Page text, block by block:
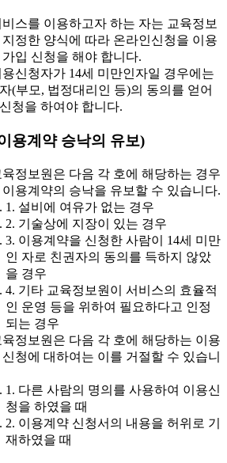
스를 이용하고자 하는 자는 교육정보
지정한 양식에 따라 온라인신청을 이용
입 신청을 해야 합니다.
신청자가 14세 미만인자일 경우에는
(부모, 법정대리인 등)의 동의를 얻어
청을 하여야 합니다.
용계약 승낙의 유보)
정보원은 다음 각 호에 해당하는 경우
이용계약의 승낙을 유보할 수 있습니다.
1. 설비에 여유가 없는 경우
2. 기술상에 지장이 있는 경우
3. 이용계약을 신청한 사람이 14세 미만
인 자로 친권자의 동의를 득하지 않았
을 경우
4. 기타 교육정보원이 서비스의 효율적
인 운영 등을 위하여 필요하다고 인정
되는 경우
정보원은 다음 각 호에 해당하는 이용
청에 대하여는 이를 거절할 수 있습니
1. 다른 사람의 명의를 사용하여 이용신
청을 하였을 때
2. 이용계약 신청서의 내용을 허위로 기
재하였을 때